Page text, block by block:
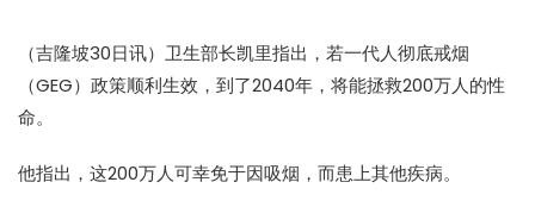
（吉隆坡30日讯）卫生部长凯里指出，若一代人彻底戒烟
（GEG）政策顺利生效，到了2040年，将能拯救200万人的性
命。
他指出，这200万人可幸免于因吸烟，而患上其他疾病。